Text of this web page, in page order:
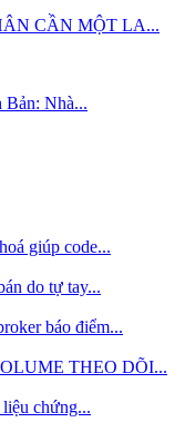
CẦN MỘT LA...
Nhà...
giúp code...
do tự tay...
báo điểm...
THEO DÕI...
chứng...